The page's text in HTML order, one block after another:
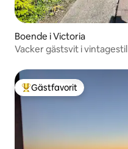
Boende i Victoria
Vacker gästsvit i vintagestil
Populär gästfavorit
Gästfavorit